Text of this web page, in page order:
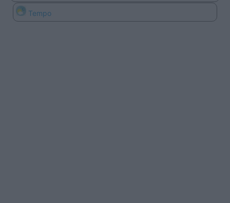
Tempo